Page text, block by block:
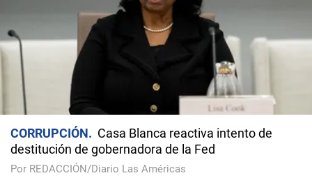
CORRUPCIÓN
Casa Blanca reactiva intento de
destitución de gobernadora de la Fed
Por REDACCIÓN/Diario Las Américas